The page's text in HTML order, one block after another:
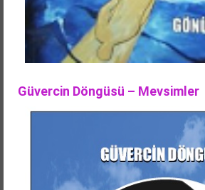
Güvercin Döngüsü – Mevsimler